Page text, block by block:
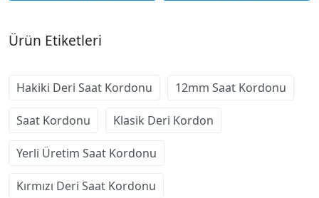
Ürün Etiketleri
Hakiki Deri Saat Kordonu 12mm Saat Kordonu
Saat Kordonu Klasik Deri Kordon
Yerli Üretim Saat Kordonu
Kırmızı Deri Saat Kordonu